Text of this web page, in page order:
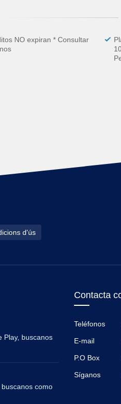
NO expiran * Consultar
d'ús
Play, buscanos
como
Contacta
Teléfonos
E-mail
P.O Box
Síganos